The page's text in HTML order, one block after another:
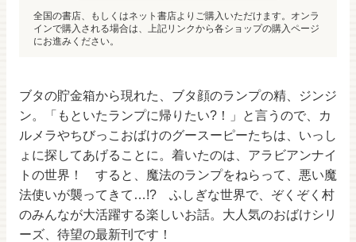
ブタの貯金箱から現れた、ブタ顔のランプの精、ジンジ
ン。「もといたランプに帰りたい?！」と言うので、カ
ルメラやちびっこおばけのグースーピーたちは、いっし
ょに探してあげることに。着いたのは、アラビアンナイ
トの世界！ すると、魔法のランプをねらって、悪い魔
法使いが襲ってきて…!? ふしぎな世界で、ぞくぞく村
のみんなが大活躍する楽しいお話。大人気のおばけシリ
ーズ、待望の最新刊です！
全国の書店、もしくはネット書店よりご購入いただけます。オンラ
インで購入される場合は、上記リンクから各ショップの購入ページ
にお進みください。